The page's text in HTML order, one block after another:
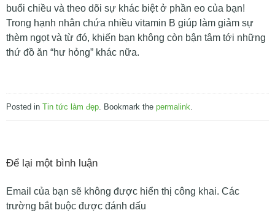
buổi chiều và theo dõi sự khác biệt ở phần eo của bạn!
Trong hạnh nhân chứa nhiều vitamin B giúp làm giảm sự
thèm ngọt và từ đó, khiến bạn không còn bận tâm tới những
thứ đồ ăn “hư hỏng” khác nữa.
Posted in Tin tức làm đẹp. Bookmark the permalink
Để lại một bình luận
Email của bạn sẽ không được hiển thị công khai. Các
trường bắt buộc được đánh dấu